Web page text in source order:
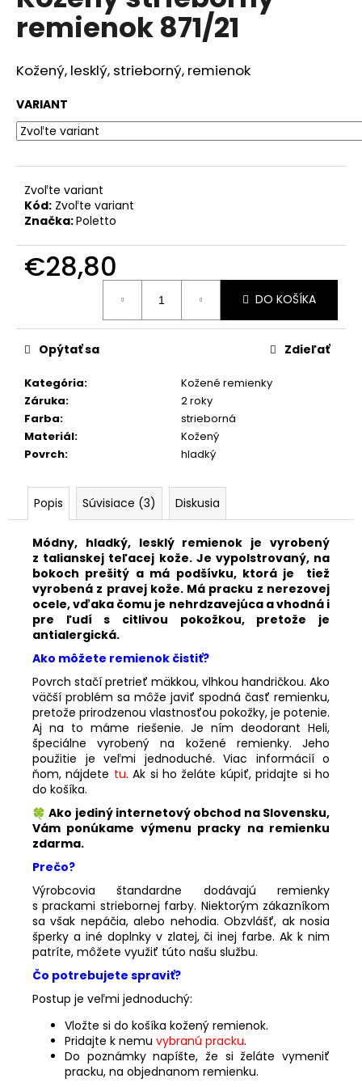
hviezdičiek.
remienok 871/21
Kožený, lesklý, strieborný, remienok
VARIANT
Zvoľte variant
Kód: Zvoľte variant
Značka:Poletto
€28,80
DO KOŠÍKA
Kategória:
Kožené remienky
Záruka:
2 roky
Farba:
strieborná
Materiál:
Kožený
Povrch: hladký
Opýtať sa Zdieľať
Popis Súvisiace (3) Diskusia
Módny, hladký, lesklý remienok je vyrobený
z talianskej teľacej kože. Je vypolstrovaný, na
bokoch prešitý a má podšívku, ktorá je tiež
vyrobená z pravej kože. Má pracku z nerezovej
ocele, vďaka čomu je nehrdzavejúca a vhodná i
pre ľudí s citlivou pokožkou, pretože je
antialergická.
Ako môžete remienok čistiť?
Povrch stačí pretrieť mäkkou, vlhkou handričkou. Ako
väčší problém sa môže javiť spodná časť remienku,
pretože prirodzenou vlastnosťou pokožky, je potenie.
Aj na to máme riešenie. Je ním deodorant Heli,
špeciálne vyrobený na kožené remienky. Jeho
použitie je veľmi jednoduché. Viac informácií o
ňom, nájdete tu. Ak si ho želáte kúpiť, pridajte si ho
do košíka.
Ako jediný internetový obchod na Slovensku,
Vám ponúkame výmenu pracky na remienku
zdarma.
Prečo?
Výrobcovia štandardne dodávajú remienky
s prackami striebornej farby. Niektorým zákazníkom
sa však nepáčia, alebo nehodia. Obzvlášť, ak nosia
šperky a iné doplnky v zlatej, či inej farbe. Ak k nim
patríte, môžete využiť túto našu službu.
Čo potrebujete spraviť?
Postup je veľmi jednoduchý:
Vložte si do košíka kožený remienok.
Pridajte k nemu vybranú pracku.
Do poznámky napíšte, že si želáte vymeniť
pracku, na objednanom remienku.
á
j
s
ť
?
O
d
r
ú
a
m
e
REMIENOK
S530/F4